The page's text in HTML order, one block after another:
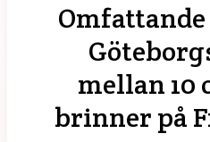
mellan 10
brinner på